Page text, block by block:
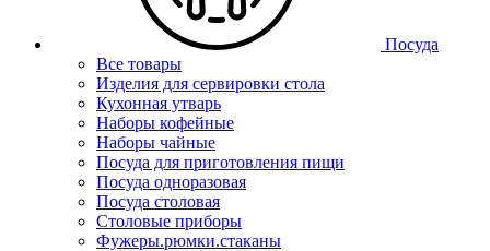
Посуда
Все товары
Изделия для сервировки стола
Кухонная утварь
Наборы кофейные
Наборы чайные
Посуда для приготовления пищи
Посуда одноразовая
Посуда столовая
Столовые приборы
Фужеры.рюмки.стаканы